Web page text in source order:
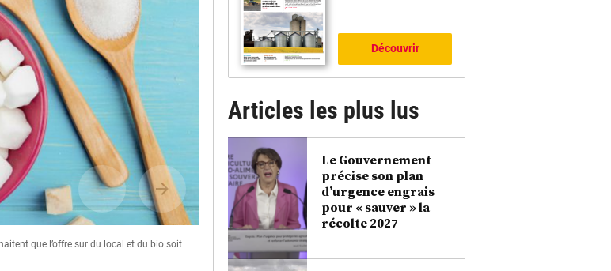
que l’offre sur du local et du bio soit
Parmi les personnes interrogées par l'ARTB et l'Alliance 7, 79 % estiment que l’offre est trop faible
trop faible en sucre local et 42 % trop faible en commerce équitable. ©Source : ARTB
Découvrir
Articles les plus lus
Le Gouvernement
précise son plan
d’urgence engrais
pour « sauver » la
récolte 2027